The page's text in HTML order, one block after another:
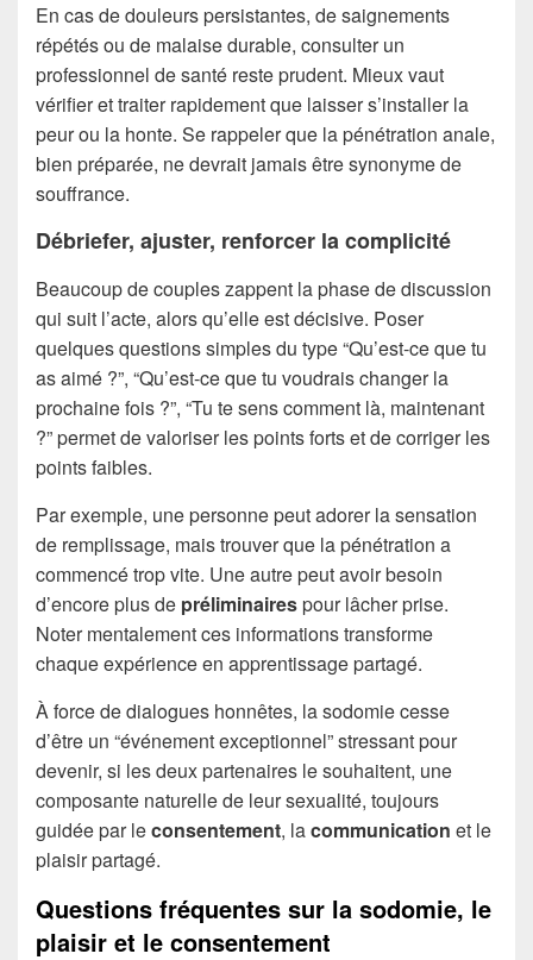
En cas de douleurs persistantes, de saignements
répétés ou de malaise durable, consulter un
professionnel de santé reste prudent. Mieux vaut
vérifier et traiter rapidement que laisser s’installer la
peur ou la honte. Se rappeler que la pénétration anale,
bien préparée, ne devrait jamais être synonyme de
souffrance.
Débriefer, ajuster, renforcer la complicité
Beaucoup de couples zappent la phase de discussion
qui suit l’acte, alors qu’elle est décisive. Poser
quelques questions simples du type “Qu’est-ce que tu
as aimé ?”, “Qu’est-ce que tu voudrais changer la
prochaine fois ?”, “Tu te sens comment là, maintenant
?” permet de valoriser les points forts et de corriger les
points faibles.
Par exemple, une personne peut adorer la sensation
de remplissage, mais trouver que la pénétration a
commencé trop vite. Une autre peut avoir besoin
d’encore plus de préliminairespour lâcher prise.
Noter mentalement ces informations transforme
chaque expérience en apprentissage partagé.
À force de dialogues honnêtes, la sodomie cesse
d’être un “événement exceptionnel” stressant pour
devenir, si les deux partenaires le souhaitent, une
composante naturelle de leur sexualité, toujours
guidée par leconsentement, lacommunication et le
plaisir partagé.
Questions fréquentes sur la sodomie, le
plaisir et le consentement